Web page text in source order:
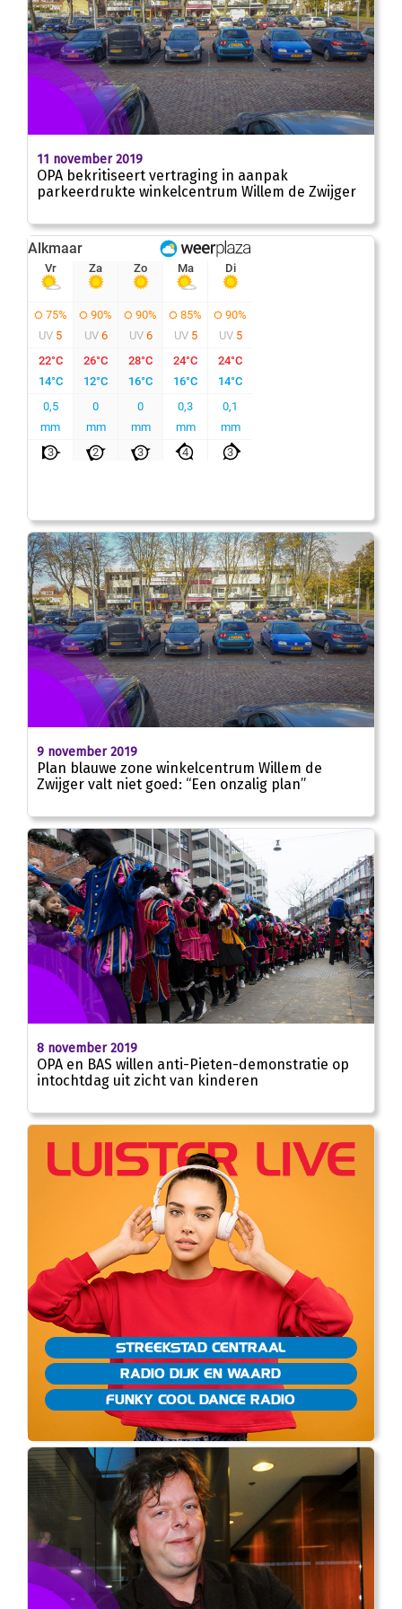
11 november 2019
OPA bekritiseert vertraging in aanpak
parkeerdrukte winkelcentrum Willem de Zwijger
9 november 2019
Plan blauwe zone winkelcentrum Willem de
Zwijger valt niet goed: “Een onzalig plan”
8 november 2019
OPA en BAS willen anti-Pieten-demonstratie op
intochtdag uit zicht van kinderen
STREEKSTAD CENTRAAL
RADIO DIJK EN WAARD
FUNKY COOL DANCE RADIO